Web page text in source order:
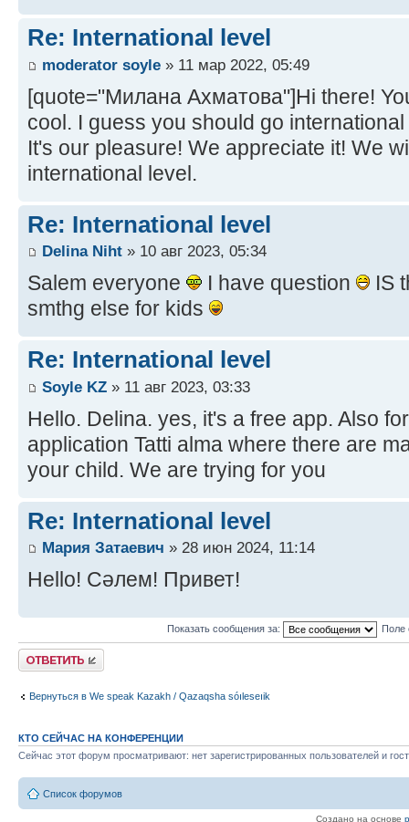
Re: International level
moderator soyle » 11 мар 2022, 05:49
[quote="Милана Ахматова"]Hi there!
cool. I guess you should go
It's our pleasure! We appreciate it! We
international level.
Re: International level
Delina Niht » 10 авг 2023, 05:34
Salem everyone I have question
IS
smthg else for kids
Re: International level
Soyle KZ » 11 авг 2023, 03:33
Hello. Delina. yes, it's a free app. Also
application Tatti alma where there are
your child. We are trying for you
Re: International level
Мария Затаевич » 28 июн 2024, 11:14
Hello! Сәлем! Привет!
Показать сообщения за: Поле
Ответить
Вернуться в We speak Kazakh / Qazaqsha sóıleseıik
КТО СЕЙЧАС НА КОНФЕРЕНЦИИ
Сейчас этот форум просматривают: нет зарегистрированных пользователей и
Список форумов
Создано на основе